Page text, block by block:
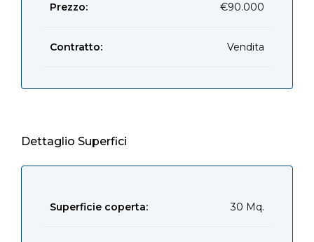
Prezzo: €90.000
Contratto: Vendita
Dettaglio Superfici
Superficie coperta: 30 Mq.